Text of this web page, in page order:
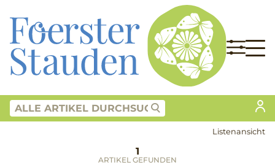
Listenansicht
1
ARTIKEL GEFUNDEN